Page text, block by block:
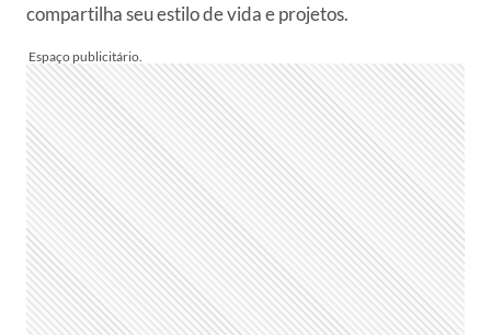
compartilha seu estilo de vida e projetos.